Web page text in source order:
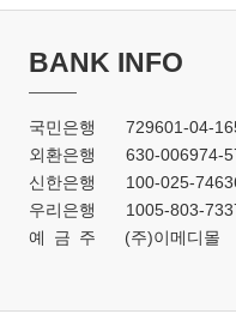
BANK INFO
국민은행
729601-04-
외환은행
630-006974-
신한은행
100-025-
우리은행
1005-803-
예금주
(주)이메디몰